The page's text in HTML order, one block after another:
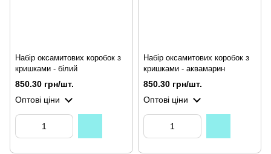
Набір оксамитових коробок з
кришками - білий
850.30 грн/шт.
Оптові ціни
Набір оксамитових коробок з
кришками - аквамарин
850.30 грн/шт.
Оптові ціни